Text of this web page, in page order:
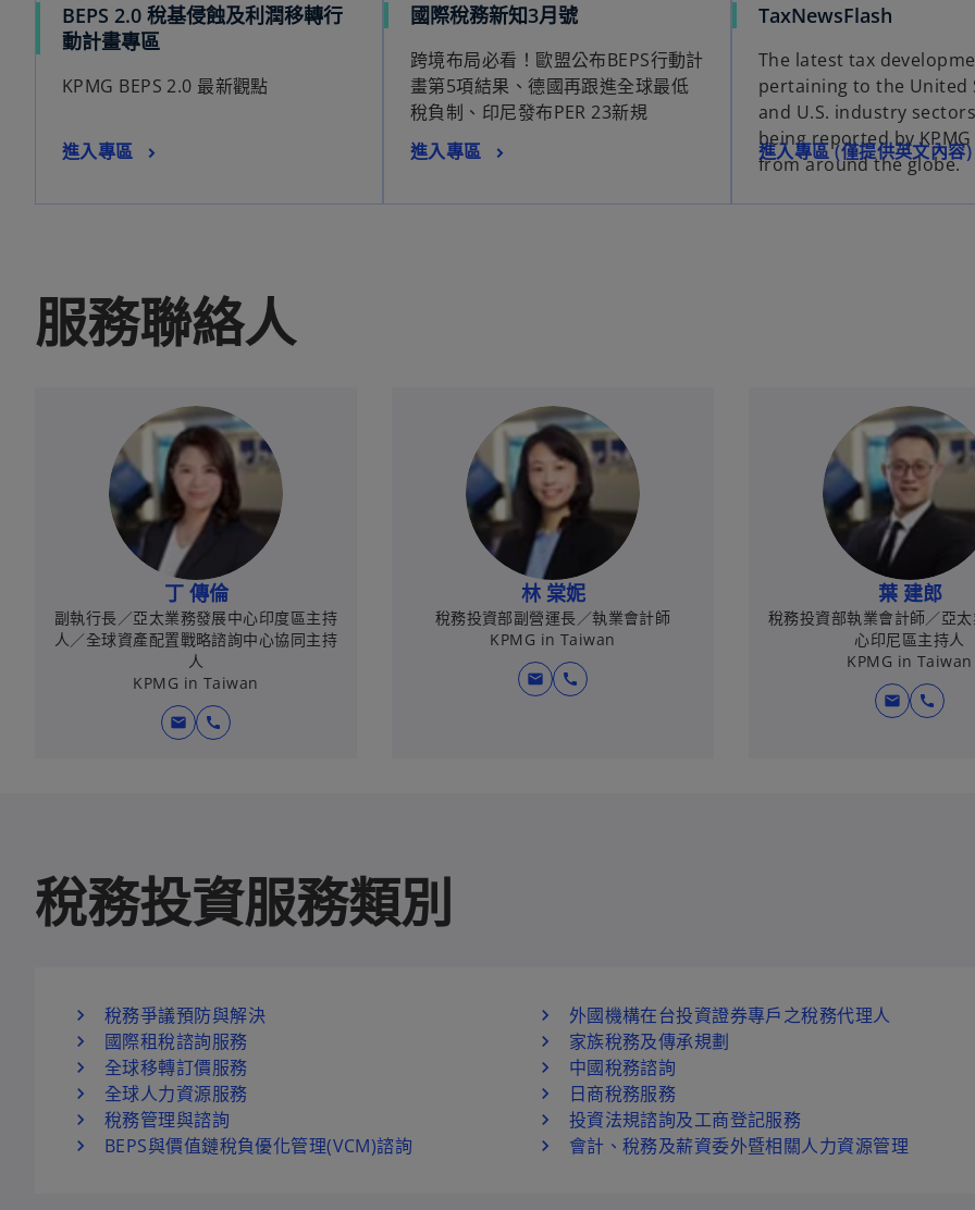
BEPS 2.0 稅基侵蝕及利潤移轉行
動計畫專區在
標
啟
KPMG BEPS 2.0 最新觀點
進入專區
在
標
啟
國際稅務新知3月號在
標
籤
中
跨境布局必看！歐盟公布BEPS行動計
畫第5項結果、德國再跟進全球最低
稅負制、印尼發布PER 23新規
進入專區
在
標
TaxNewsFlash
標
籤
中
開
啟
The latest tax
pertaining to the United
and U.S. industry
being reported by
from around the globe.
進入專區 (僅提供英文內容)
在
新
標
服務聯絡人
丁 傳倫
副執行長／亞太業務發展中心印度區主持
人／全球資產配置戰略諮詢中心協同主持
人
KPMG in Taiwan
mail call
林 棠妮
稅務投資部副營運長／執業會計師
KPMG in Taiwan
mail call
葉 建郎
稅務投資部執業會計師／亞
心印尼區主持人
KPMG in Taiwan
mail call
稅務投資服務類別
稅務爭議預防與解決
國際租稅諮詢服務
全球移轉訂價服務
全球人力資源服務
稅務管理與諮詢
BEPS與價值鏈稅負優化管理(VCM)諮詢
外國機構在台投資證券專戶之稅務代理人
家族稅務及傳承規劃
中國稅務諮詢
日商稅務服務
投資法規諮詢及工商登記服務
會計、稅務及薪資委外暨相關人力資源管理